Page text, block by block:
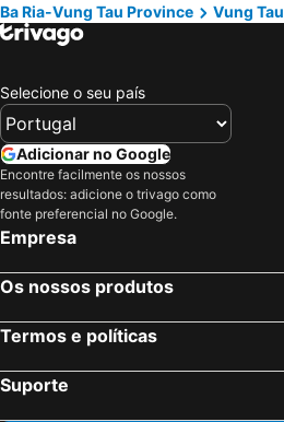
Ba Ria-Vung Tau Province
Vung Tau
Selecione o seu país
Adicionar no Google
Encontre facilmente os nossos
resultados: adicione o trivago como
fonte preferencial no Google.
Empresa
Os nossos produtos
Termos e políticas
Suporte